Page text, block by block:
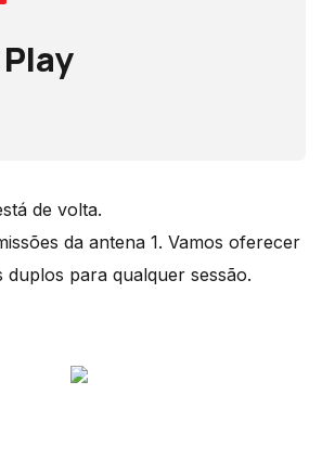
de volta.
da antena 1. Vamos oferecer
para qualquer sessão.